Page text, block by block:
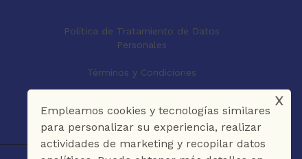
Política de Tratamiento de Datos
Personales
Términos y Condiciones
Empleamos cookies y tecnologías similares
para personalizar su experiencia, realizar
actividades de marketing y recopilar datos
x